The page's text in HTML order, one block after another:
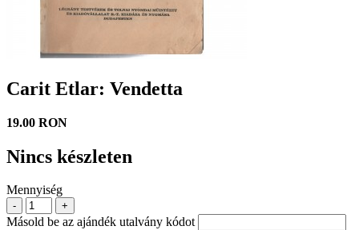
Carit Etlar: Vendetta
19.00 RON
Nincs készleten
Mennyiség
- +
Másold be az ajándék utalvány kódot